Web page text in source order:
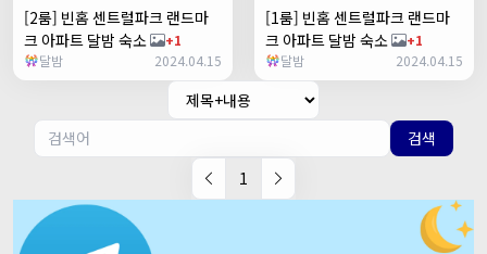
[2룸] 빈홈 센트럴파크 랜드마
크 아파트 달밤 숙소
+1
달밤
2024.04.15
[1룸] 빈홈 센트럴파크 랜드마
크 아파트 달밤 숙소
+1
달밤
2024.04.15
검색
1